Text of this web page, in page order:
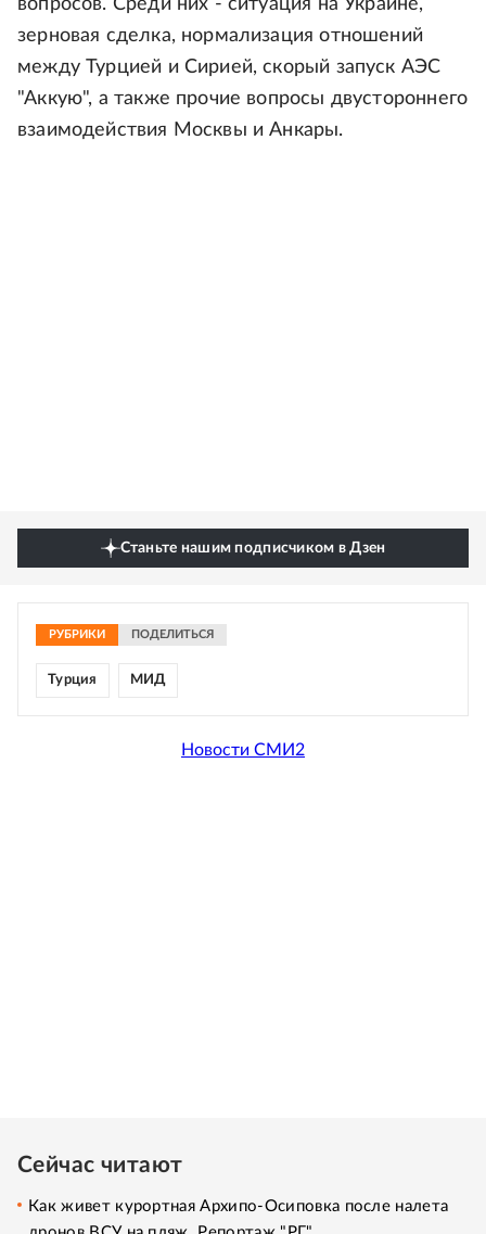
вопросов. Среди них - ситуация на Украине,
зерновая сделка, нормализация отношений
между Турцией и Сирией, скорый запуск АЭС
"Аккую", а также прочие вопросы двустороннего
взаимодействия Москвы и Анкары.
Станьте нашим подписчиком в Дзен
РУБРИКИ ПОДЕЛИТЬСЯ
Турция МИД
Новости СМИ2
Сейчас читают
Как живет курортная Архипо-Осиповка после налета